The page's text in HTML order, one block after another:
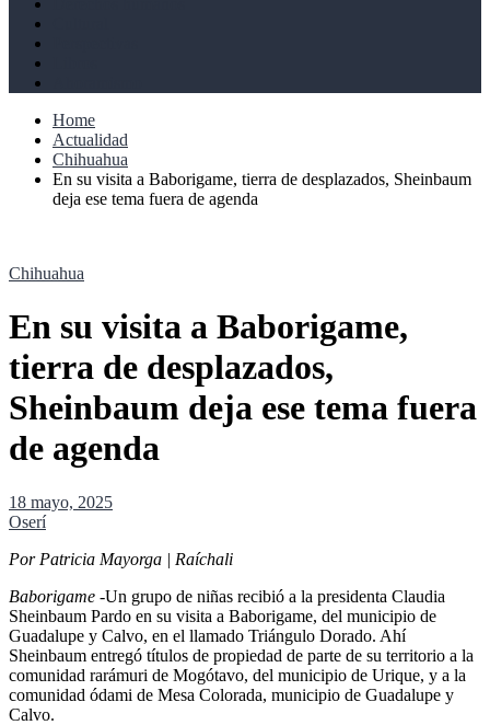
Home
Actualidad
Chihuahua
En su visita a Baborigame, tierra de desplazados, Sheinbaum
deja ese tema fuera de agenda
Chihuahua
En su visita a Baborigame,
tierra de desplazados,
Sheinbaum deja ese tema fuera
de agenda
18 mayo, 2025
Oserí
Por Patricia Mayorga | Raíchali
Baborigame -Un grupo de niñas recibió a la presidenta Claudia
Sheinbaum Pardo en su visita a Baborigame, del municipio de
Guadalupe y Calvo, en el llamado Triángulo Dorado. Ahí
Sheinbaum entregó títulos de propiedad de parte de su territorio a la
comunidad rarámuri de Mogótavo, del municipio de Urique, y a la
comunidad ódami de Mesa Colorada, municipio de Guadalupe y
Calvo.